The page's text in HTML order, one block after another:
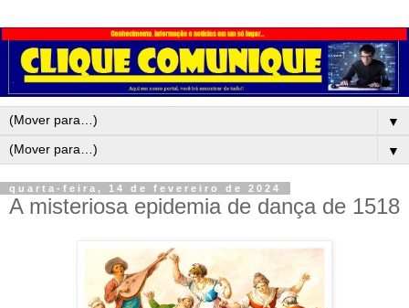
▼
▼
quarta-feira, 14 de fevereiro de 2024
A misteriosa epidemia de dança de 1518